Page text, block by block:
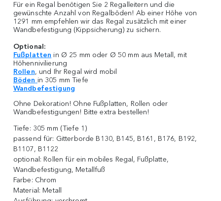
Für ein Regal benötigen Sie 2 Regalleitern und die
gewünschte Anzahl von Regalböden! Ab einer Höhe von
1291 mm empfehlen wir das Regal zusätzlich mit einer
Wandbefestigung (Kippsicherung) zu sichern.
Optional:
Fußplatten in Ø 25 mm oder Ø 50 mm aus Metall, mit
Höhennivilierung
Rollen, und Ihr Regal wird mobil
Böden in 305 mm Tiefe
Wandbefestigung
Ohne Dekoration! Ohne Fußplatten, Rollen oder
Wandbefestigungen! Bitte extra bestellen!
Tiefe: 305 mm (Tiefe 1)
passend für: Gitterborde B130, B145, B161, B176, B192,
B1107, B1122
optional: Rollen für ein mobiles Regal, Fußplatte,
Wandbefestigung, Metallfuß
Farbe: Chrom
Material: Metall